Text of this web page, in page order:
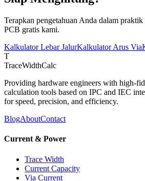
Terapkan pengetahuan Anda dalam
PCB gratis kami.
Kalkulator Lebar JalurKalkulator Arus Via
T
TraceWidthCalc
Providing hardware engineers with high-
calculation tools based on IPC and IEC
for speed, precision, and efficiency.
BlogAboutContact
Current & Power
Trace Width
Current Capacity
Via Current